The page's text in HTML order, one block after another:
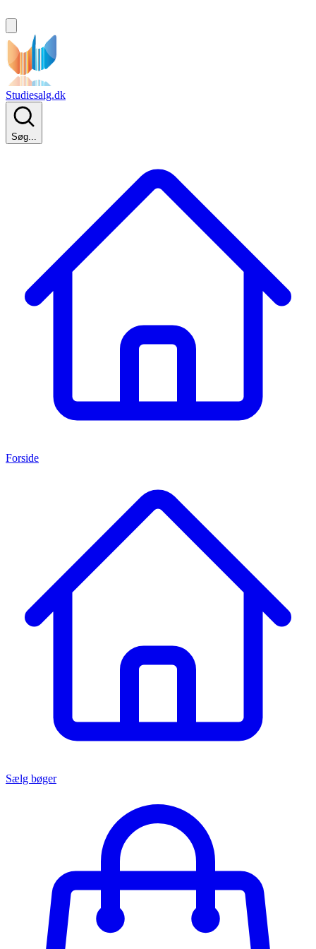
Studiesalg.dk
Søg...
Forside
Sælg bøger